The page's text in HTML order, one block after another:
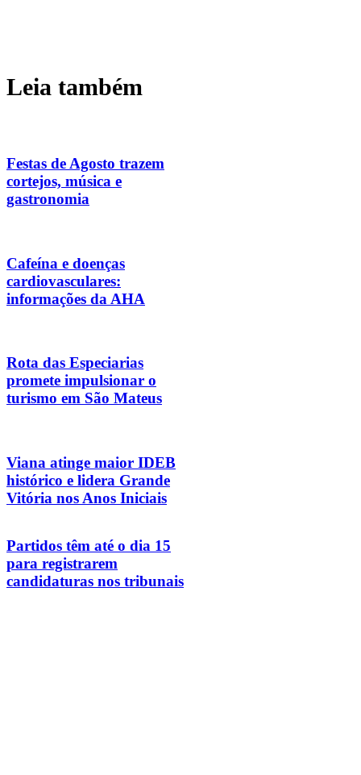
Leia também
Festas de Agosto trazem
cortejos, música e
gastronomia
Cafeína e doenças
cardiovasculares:
informações da AHA
Rota das Especiarias
promete impulsionar o
turismo em São Mateus
Viana atinge maior IDEB
histórico e lidera Grande
Vitória nos Anos Iniciais
Partidos têm até o dia 15
para registrarem
candidaturas nos tribunais